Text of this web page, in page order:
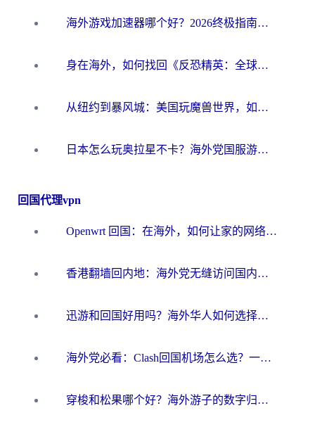
海外游戏加速器哪个好？2026终极指南帮你畅玩国服+解决卡顿难题
身在海外，如何找回《反恐精英：全球攻势》国服的丝滑手感？一份给你的终极指南
从纽约到暴风城：美国玩魔兽世界，如何找到你的最佳网络航线
日本怎么玩奥拉星不卡？海外党国服游戏加速器选择全攻略
回国代理vpn
Openwrt 回国：在海外，如何让家的网络触手可及
香港翻墙回内地：海外党无缝访问国内资源的加速器选择全攻略
迅游和回国好用吗？海外华人如何选择靠谱的回国加速器
海外党必看：Clash回国机场怎么选？一篇搞定无缝访问国内资源的全攻略
穿梭和松果哪个好？海外游子的数字归乡路，到底该怎么选